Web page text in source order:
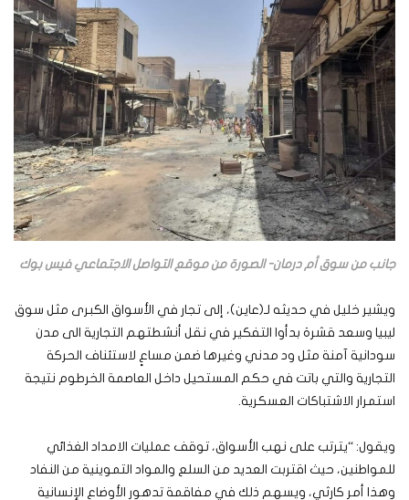
جانب من سوق أم درمان- الصورة من موقع التواصل الاجتماعي فيس بوك
ويشير خليل في حديثه لـ(عاين)، إلى تجار في الأسواق الكبرى مثل سوق
ليبيا وسعد قشرة بدأوا التفكير في نقل أنشطتهم التجارية الى مدن
سودانية آمنة مثل ود مدني وغيرها ضمن مساعٍ لاستئناف الحركة
التجارية والتي باتت في حكم المستحيل داخل العاصمة الخرطوم نتيجة
استمرار الاشتباكات العسكرية.
ويقول: “يترتب على نهب الأسواق، توقف عمليات الامداد الغذائي
للمواطنين، حيث اقتربت العديد من السلع والمواد التموينية من النفاد
وهذا أمر كارثي، ويسهم ذلك في مفاقمة تدهور الأوضاع الإنسانية